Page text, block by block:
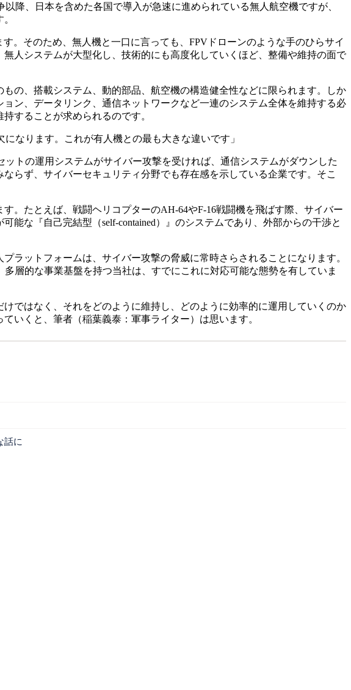
降、日本を含めた各国で導入が急速に進められている無人航空機ですが、
。そのため、無人機と一口に言っても、FPVドローンのような手のひらサイ
人システムが大型化し、技術的にも高度化していくほど、整備や維持の面で
の、搭載システム、動的部品、航空機の構造健全性などに限られます。しか
ン、データリンク、通信ネットワークなど一連のシステム全体を維持する必
することが求められるのです。
なります。これが有人機との最も大きな違いです」
トの運用システムがサイバー攻撃を受ければ、通信システムがダウンした
らず、サイバーセキュリティ分野でも存在感を示している企業です。そこ
。たとえば、戦闘ヘリコプターのAH-64やF-16戦闘機を飛ばす際、サイバー
な『自己完結型（self-contained）』のシステムであり、外部からの干渉と
ットフォームは、サイバー攻撃の脅威に常時さらされることになります。
層的な事業基盤を持つ当社は、すでにこれに対応可能な態勢を有していま
ではなく、それをどのように維持し、どのように効率的に運用していくのか
いくと、筆者（稲葉義泰：軍事ライター）は思います。
話に